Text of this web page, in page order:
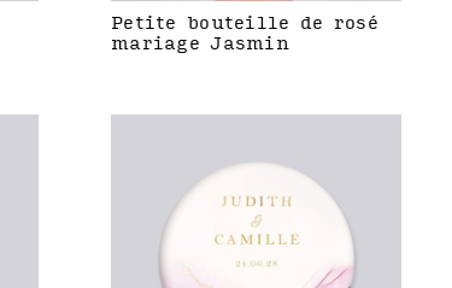
Petite bouteille de rosé
mariage Jasmin